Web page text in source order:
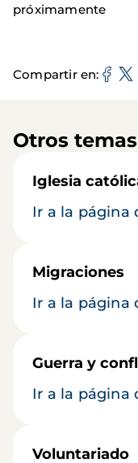
próximamente
Compartir en
Otros
Iglesia
Ir a la página
Migraciones
Ir a la página
Guerra y
Ir a la página
Voluntariado